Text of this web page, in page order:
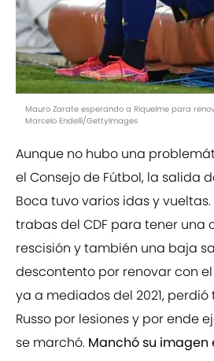
Mauro Zarate esperando a Riquelme para
Marcelo Endelli/GettyImages
Aunque no hubo una
el Consejo de Fútbol, la salida
Boca tuvo varios idas y vueltas.
trabas del CDF para tener una
rescisión y también una baja
descontento por renovar con
ya a mediados del 2021,
Russo por lesiones y por ende
se marchó. Manchó su imagen